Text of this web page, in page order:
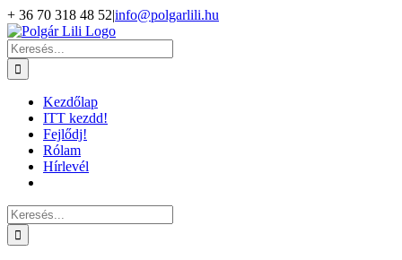
Kihagyás
+ 36 70 318 48 52|info@polgarlili.hu
Keresés...
Kezdőlap
ITT kezdd!
Fejlődj!
Rólam
Hírlevél
Keresés...